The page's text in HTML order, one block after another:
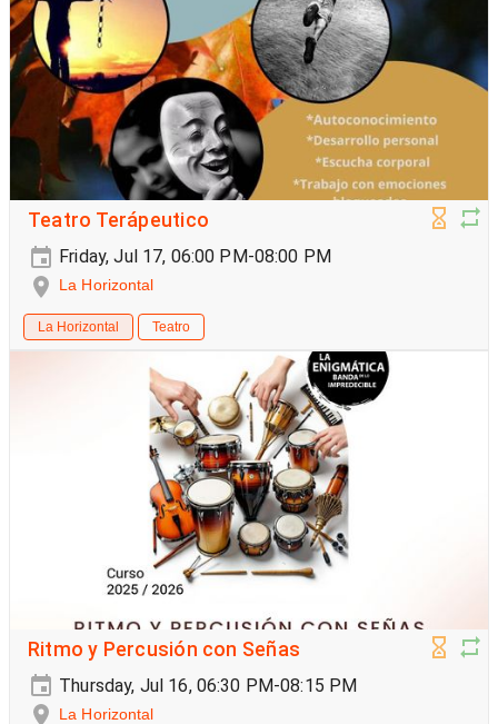
Teatro Terápeutico
Friday, Jul 17, 06:00 PM-08:00 PM
La Horizontal
La Horizontal Teatro
Ritmo y Percusión con Señas
Thursday, Jul 16, 06:30 PM-08:15 PM
La Horizontal